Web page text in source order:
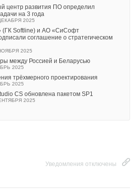
центр развития ПО определил
на 3 года
2025
(ГК Softline) и АО «СиСофт
соглашение о стратегическом
2025
между Россией и Беларусью
2025
трёхмерного проектирования
2025
CS обновлена пакетом SP1
2025
Уведомления отключены